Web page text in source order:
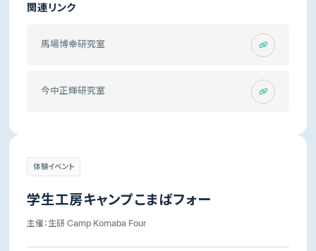
関連リンク
馬場博幸研究室
今中正輝研究室
体験イベント
学生工房キャンプこまばフォー
主催：生研 Camp Komaba Four